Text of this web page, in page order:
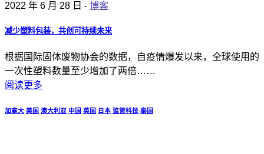
2022 年 6 月 28 日 - 博客
减少塑料包装，共创可持续未来
根据国际固体废物协会的数据，自疫情爆发以来，全球使用的
一次性塑料数量至少增加了两倍……
阅读更多
加拿大 美国 澳大利亚 中国 英国 日本 监管科技 泰国